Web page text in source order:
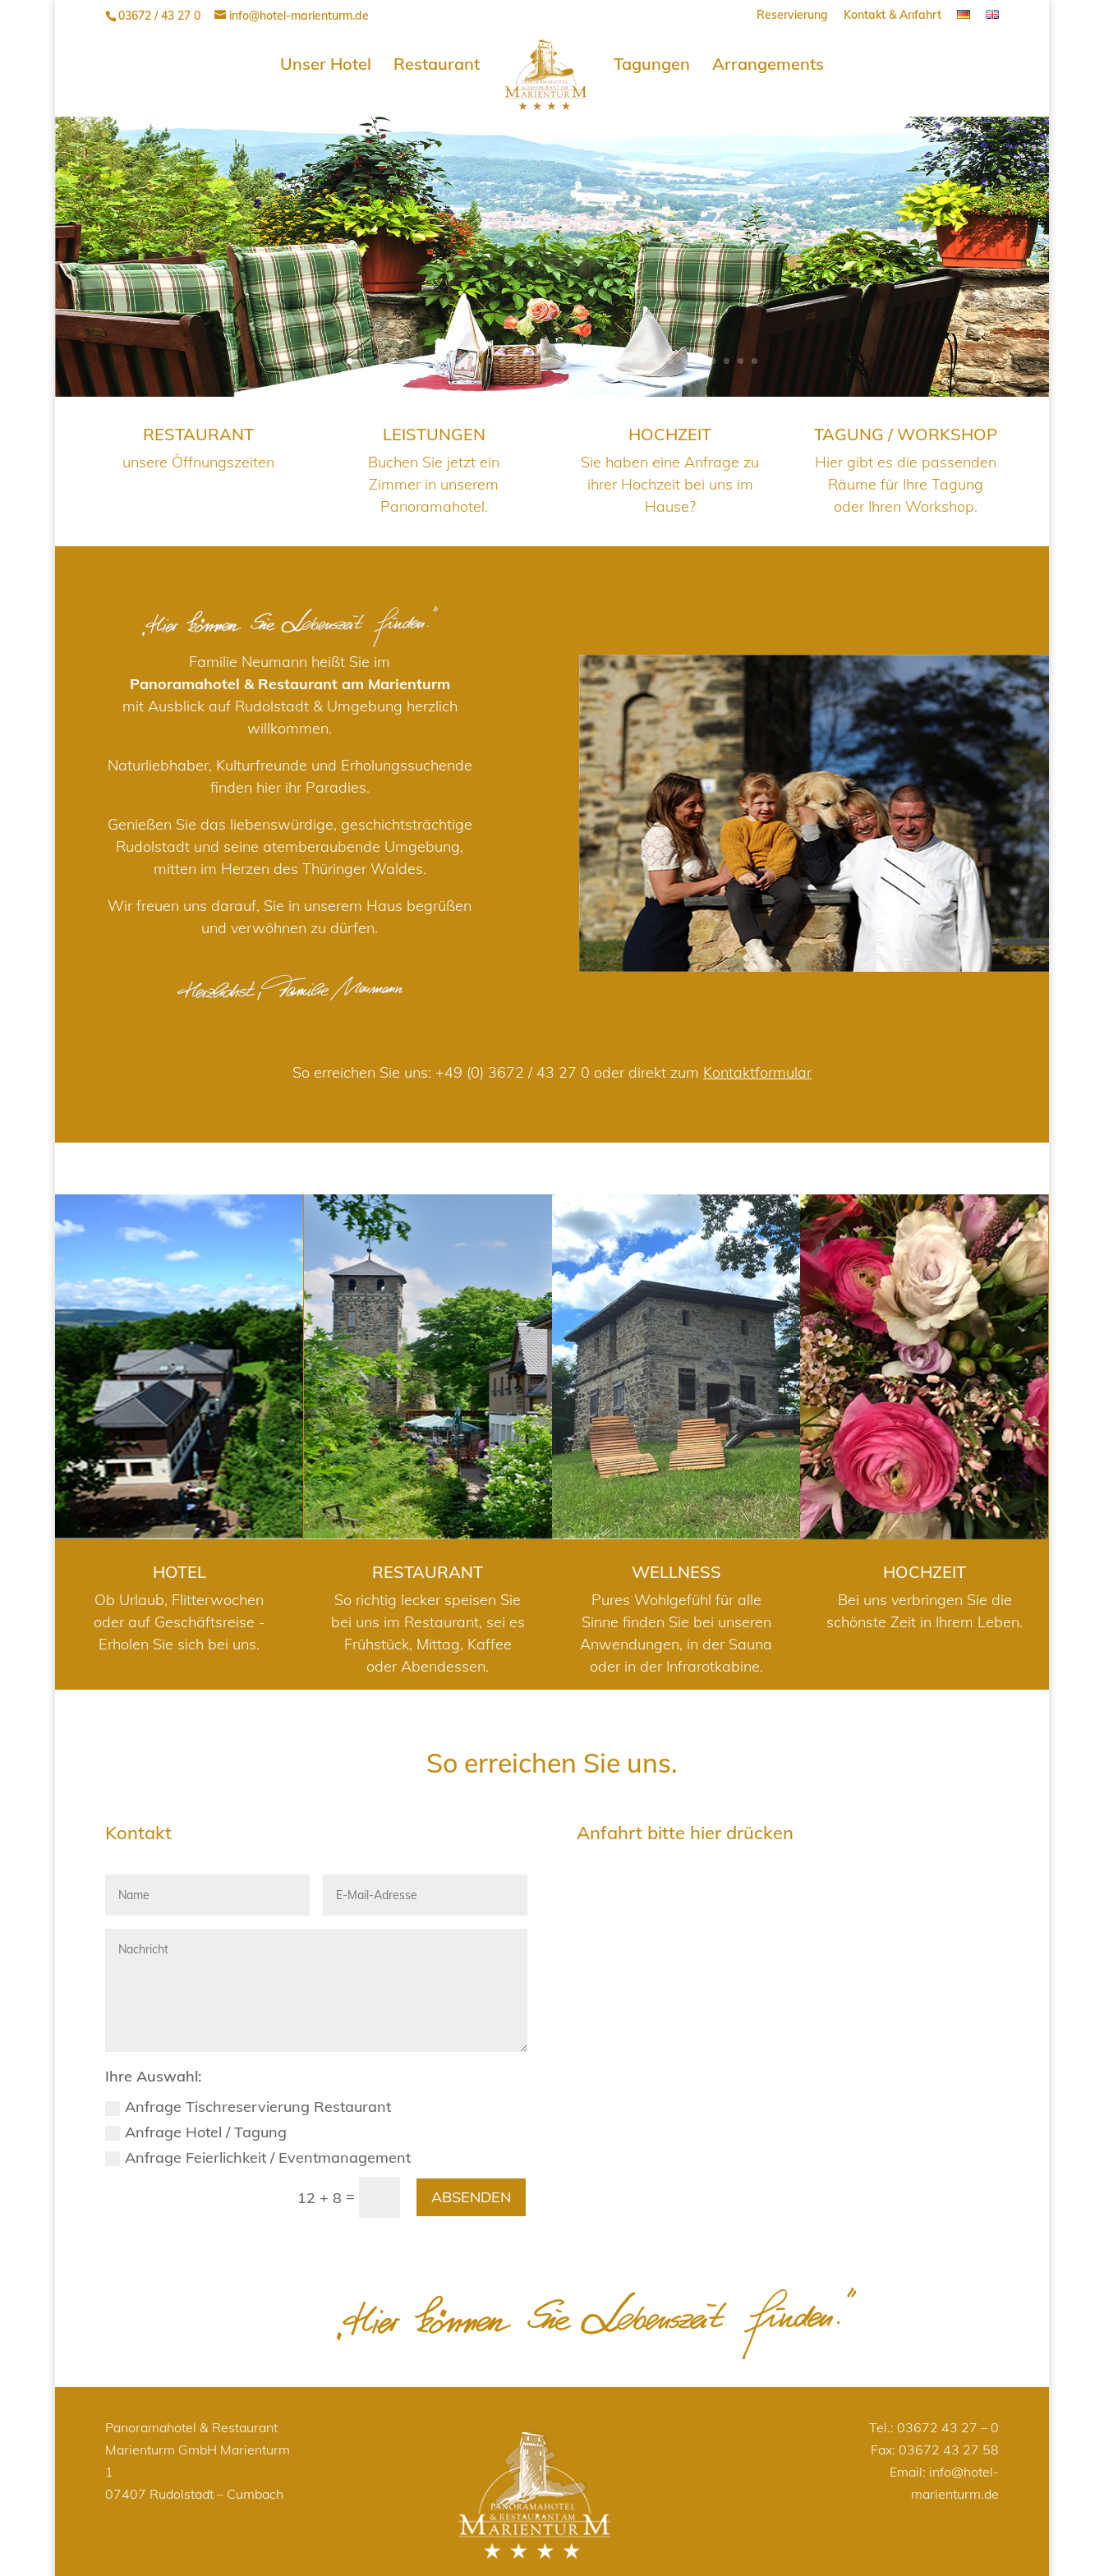
03672 / 43 27 0 info@hotel-marienturm.de Reservierung Kontakt & Anfahrt
Unser Hotel Restaurant Tagungen Arrangements
RESTAURANT
unsere Öffnungszeiten
LEISTUNGEN
Buchen Sie jetzt ein
Zimmer in unserem
Panoramahotel.
HOCHZEIT
Sie haben eine Anfrage zu
ihrer Hochzeit bei uns im
Hause?
TAGUNG / WORKSHOP
Hier gibt es die passenden
Räume für Ihre Tagung
oder Ihren Workshop.
Familie Neumann heißt Sie im
Panoramahotel & Restaurant am Marienturm
mit Ausblick auf Rudolstadt & Umgebung herzlich
willkommen.
Naturliebhaber, Kulturfreunde und Erholungssuchende
finden hier ihr Paradies.
Genießen Sie das liebenswürdige, geschichtsträchtige
Rudolstadt und seine atemberaubende Umgebung,
mitten im Herzen des Thüringer Waldes.
Wir freuen uns darauf, Sie in unserem Haus begrüßen
und verwöhnen zu dürfen.
So erreichen Sie uns: +49 (0) 3672 / 43 27 0 oder direkt zum Kontaktformular
HOTEL
HOTEL
Ob Urlaub, Flitterwochen
oder auf Geschäftsreise -
Erholen Sie sich bei uns.
RESTAURANT
RESTAURANT
So richtig lecker speisen Sie
bei uns im Restaurant, sei es
Frühstück, Mittag, Kaffee
oder Abendessen.
WELLNESS
WELLNESS
Pures Wohlgefühl für alle
Sinne finden Sie bei unseren
Anwendungen, in der Sauna
oder in der Infrarotkabine.
HOCHZEIT
HOCHZEIT
Bei uns verbringen Sie die
schönste Zeit in Ihrem Leben.
So erreichen Sie uns.
Kontakt
Ihre Auswahl:
Anfrage Tischreservierung Restaurant
Anfrage Hotel / Tagung
Anfrage Feierlichkeit / Eventmanagement
12 + 8 = ABSENDEN
Anfahrt bitte hier drücken
Panoramahotel & Restaurant
Marienturm GmbH Marienturm
1
07407 Rudolstadt – Cumbach
Tel.: 03672 43 27 – 0
Fax: 03672 43 27 58
Email: info@hotel-
marienturm.de